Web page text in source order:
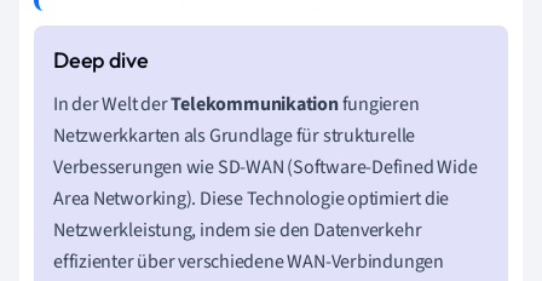
In der Welt derTelekommunikationfungieren
Netzwerkkarten als Grundlage für strukturelle
Verbesserungen wie SD-WAN (Software-Defined Wide
Area Networking). Diese Technologie optimiert die
Netzwerkleistung, indem sie den Datenverkehr
effizienter über verschiedene WAN-Verbindungen